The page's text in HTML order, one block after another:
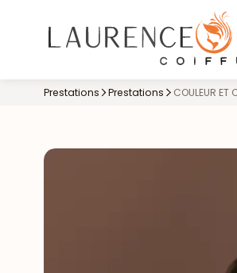
Prestations Prestations COULEUR ET